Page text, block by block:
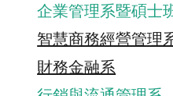
企業管理系暨碩士
智慧商務經營管理
財務金融系